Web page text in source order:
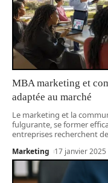
MBA marketing et
adaptée au marché
Le marketing et la
fulgurante, se former
entreprises recherchent
Marketing 17 janvier 2025